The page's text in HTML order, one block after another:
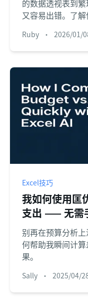
的数据透视表到
又容易出错。了
报告和分析。
Ruby • 2026/01/
Excel技巧
我如何使用匡
支出 —— 无需
别再在预算分析
何帮助我瞬间计
果。
Sally • 2025/04/